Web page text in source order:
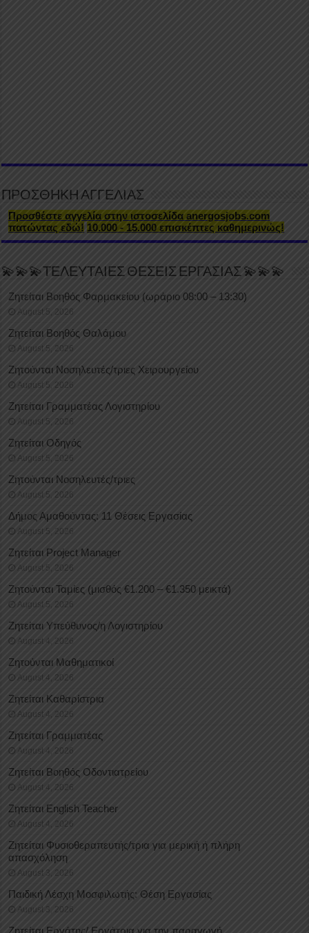
ΠΡΟΣΘΗΚΗ ΑΓΓΕΛΙΑΣ
Προσθέστε αγγελία στην ιστοσελίδα anergosjobs.com
πατώντας εδώ! 10.000 - 15.000 επισκέπτες καθημερινώς!
💫💫💫ΤΕΛΕΥΤΑΙΕΣ ΘΕΣΕΙΣ ΕΡΓΑΣΙΑΣ 💫💫💫
Ζητείται Βοηθός Φαρμακείου (ωράριο 08:00 – 13:30)
August 5, 2026
Ζητείται Βοηθός Θαλάμου
August 5, 2026
Ζητούνται Νοσηλευτές/τριες Χειρουργείου
August 5, 2026
Ζητείται Γραμματέας Λογιστηρίου
August 5, 2026
Ζητείται Οδηγός
August 5, 2026
Ζητούνται Νοσηλευτές/τριες
August 5, 2026
Δήμος Αμαθούντας: 11 Θέσεις Εργασίας
August 5, 2026
Ζητείται Project Manager
August 5, 2026
Ζητούνται Ταμίες (μισθός €1.200 – €1.350 μεικτά)
August 5, 2026
Ζητείται Υπεύθυνος/η Λογιστηρίου
August 4, 2026
Ζητούνται Μαθηματικοί
August 4, 2026
Ζητείται Καθαρίστρια
August 4, 2026
Ζητείται Γραμματέας
August 4, 2026
Ζητείται Βοηθός Οδοντιατρείου
August 4, 2026
Ζητείται English Teacher
August 4, 2026
Ζητείται Φυσιοθεραπευτής/τρια για μερική ή πλήρη
απασχόληση
August 3, 2026
Παιδική Λέσχη Μοσφιλωτής: Θέση Εργασίας
August 3, 2026
Ζητείται Εργάτης/ Εργάτρια για την παραγωγή